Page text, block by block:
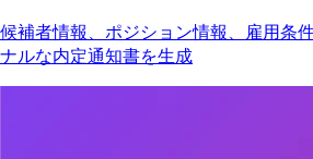
候補者情報、ポジション情報、雇用条
ナルな内定通知書を生成